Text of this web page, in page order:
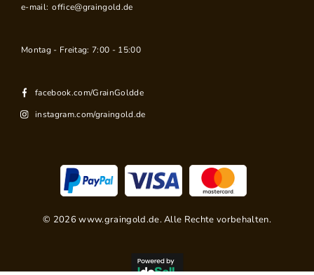
e-mail: office@graingold.de
Montag - Freitag: 7:00 - 15:00
facebook.com/GrainGoldde
instagram.com/graingold.de
© 2026 www.graingold.de. Alle Rechte vorbehalten.